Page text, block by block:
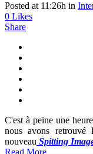
Posted at 11:26h in
0 Likes
Share
C'est à peine une
nous avons
nouveau Spitting